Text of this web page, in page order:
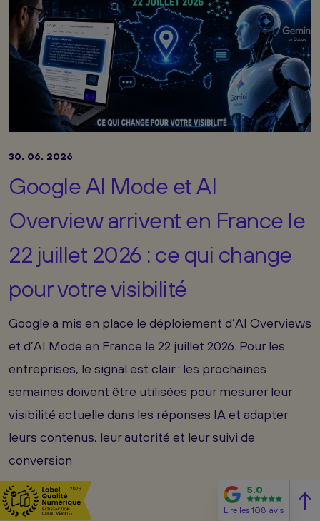
30. 06. 2026
Google AI Mode et AI
Overview arrivent en France le
22 juillet 2026 : ce qui change
pour votre visibilité
Google a mis en place le déploiement d’AI Overviews
et d’AI Mode en France le 22 juillet 2026. Pour les
entreprises, le signal est clair : les prochaines
semaines doivent être utilisées pour mesurer leur
visibilité actuelle dans les réponses IA et adapter
leurs contenus, leur autorité et leur suivi de
conversion
5.0
Lire les 108 avis